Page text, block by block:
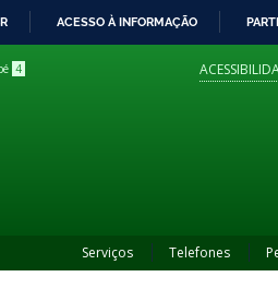
ACESSO À INFORMAÇÃO
4
Serviços Telefones